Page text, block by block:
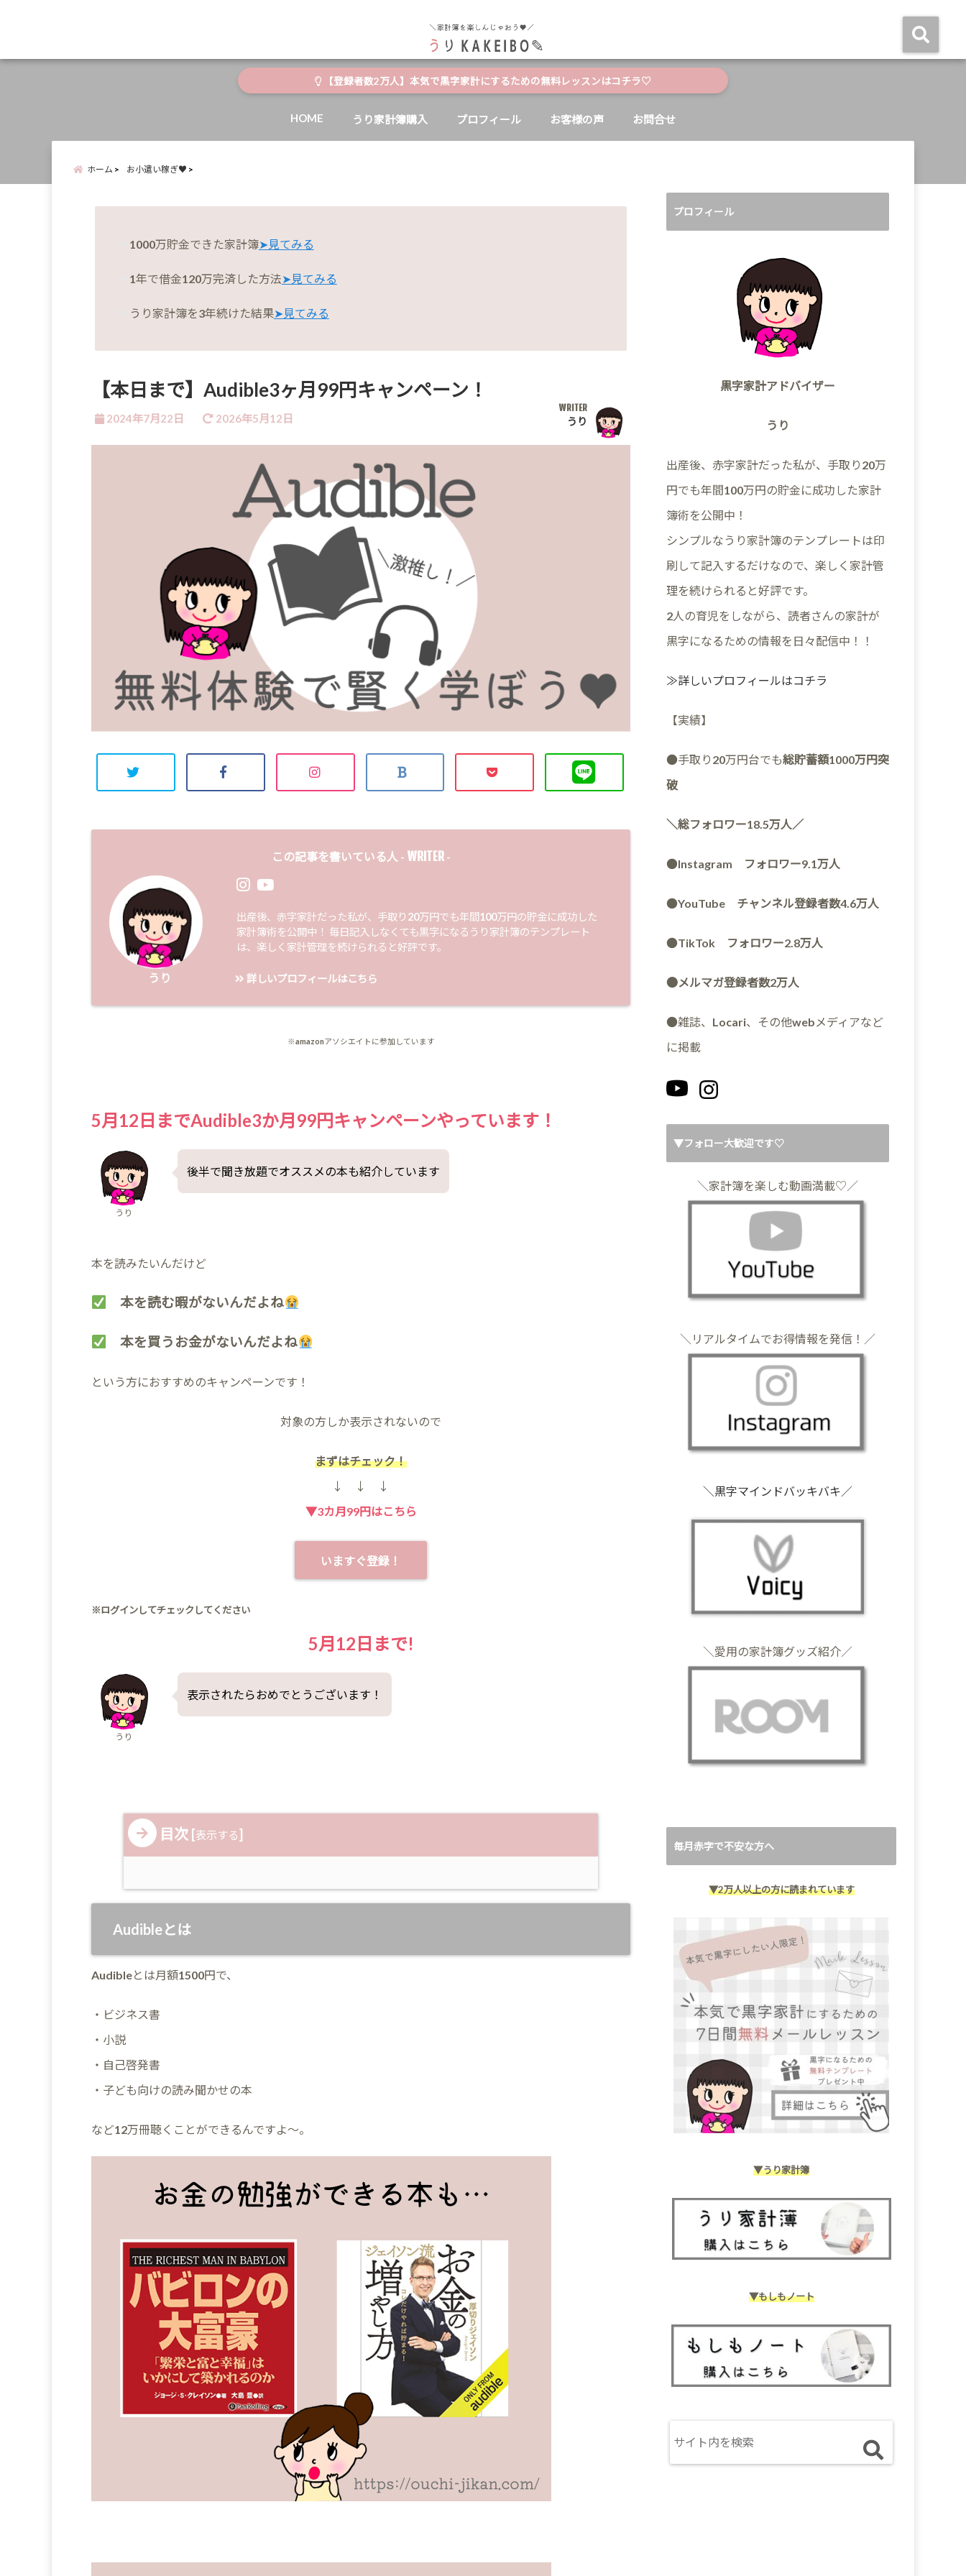
【登録者数2万人】本気で黒字家計にするための無料レッスンはコチラ♡
HOME うり家計簿購入 プロフィール お客様の声 お問合せ
ホーム お小遣い稼ぎ♥
1000万貯金できた家計簿➤見てみる
1年で借金120万完済した方法➤見てみる
うり家計簿を3年続けた結果➤見てみる
【本日まで】Audible3ヶ月99円キャンペーン！
2024年7月22日 2026年5月12日
WRITER
うり
この記事を書いている人 - WRITER-
うり
出産後、赤字家計だった私が、手取り20万円でも年間100万円の貯金に成功した
家計簿術を公開中！ 毎日記入しなくても黒字になるうり家計簿のテンプレート
は、楽しく家計管理を続けられると好評です。
詳しいプロフィールはこちら
※amazonアソシエイトに参加しています
5月12日までAudible3か月99円キャンペーンやっています！
後半で聞き放題でオススメの本も紹介しています
うり
本を読みたいんだけど
本を読む暇がないんだよね
本を買うお金がないんだよね
という方におすすめのキャンペーンです！
対象の方しか表示されないので
まずはチェック！
↓ ↓ ↓
▼3カ月99円はこちら
いますぐ登録！
※ログインしてチェックしてください
5月12日まで!
表示されたらおめでとうございます！
うり
目次 [表示する]
Audibleとは
Audibleとは月額1500円で、
・ビジネス書
・小説
・自己啓発書
・子ども向けの読み聞かせの本
など12万冊聴くことができるんですよ～。
プロフィール
黒字家計アドバイザー
うり
出産後、赤字家計だった私が、手取り20万
円でも年間100万円の貯金に成功した家計
簿術を公開中！
シンプルなうり家計簿のテンプレートは印
刷して記入するだけなので、楽しく家計管
理を続けられると好評です。
2人の育児をしながら、読者さんの家計が
黒字になるための情報を日々配信中！！
≫詳しいプロフィールはコチラ
【実績】
●手取り20万円台でも総貯蓄額1000万円突
破
＼総フォロワー18.5万人／
●Instagram フォロワー9.1万人
●YouTube チャンネル登録者数4.6万人
●TikTok フォロワー2.8万人
●メルマガ登録者数2万人
●雑誌、Locari、その他webメディアなど
に掲載
▼フォロー大歓迎です♡
＼家計簿を楽しむ動画満載♡／
＼リアルタイムでお得情報を発信！／
＼黒字マインドバッキバキ／
＼愛用の家計簿グッズ紹介／
毎月赤字で不安な方へ
▼2万人以上の方に読まれています
▼うり家計簿
▼もしもノート